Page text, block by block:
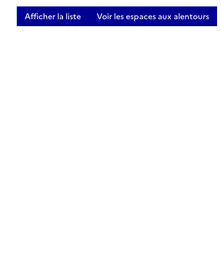
Afficher la liste Voir les espaces aux alentours